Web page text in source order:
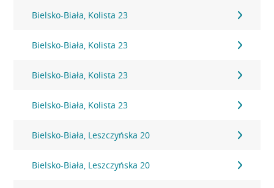
Bielsko-Biała, Kolista 23
Bielsko-Biała, Kolista 23
Bielsko-Biała, Kolista 23
Bielsko-Biała, Kolista 23
Bielsko-Biała, Leszczyńska 20
Bielsko-Biała, Leszczyńska 20